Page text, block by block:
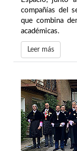
compañías del
que combina
académicas.
Leer más